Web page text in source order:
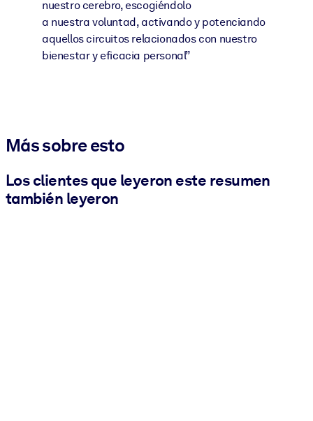
nuestro cerebro, escogiéndolo
a nuestra voluntad, activando y potenciando
aquellos circuitos relacionados con nuestro
bienestar y eficacia personal”
Más sobre esto
Los clientes que leyeron este resumen
también leyeron